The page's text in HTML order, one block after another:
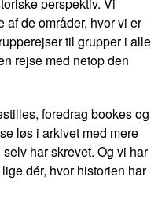
de områder, hvor vi er
til grupper i alle
rejse med netop den
foredrag bookes og
løs i arkivet med mere
har skrevet. Og vi har
dér, hvor historien har